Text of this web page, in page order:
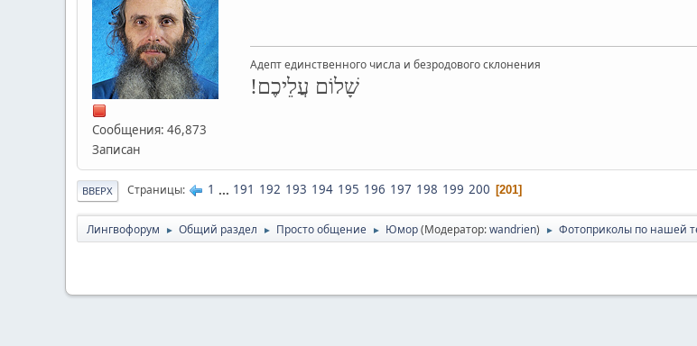
Сообщения: 46,873
Записан
Адепт единственного числа и безродового склонения
שָׁלוֹם עֲלֵיכֶם!
ВВЕРХ Страницы 1 ... 191 192 193 194 195 196 197 198 199 200 201
Лингвофорум ► Общий раздел ► Просто общение ► Юмор(Модератор:wandrien) ► Фотоприколы по нашей